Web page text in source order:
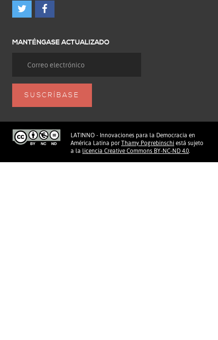
MANTÉNGASE ACTUALIZADO
LATINNO - Innovaciones para la Democracia en
América Latina por Thamy Pogrebinschi está sujeto
a la licencia Creative Commons BY-NC-ND 4.0.